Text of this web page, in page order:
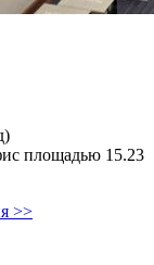
площадью 15.23
>>